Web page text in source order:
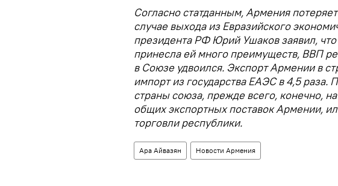
Согласно статданным, Армения
случае выхода из Евразийского
президента РФ Юрий Ушаков заявил,
принесла ей много преимуществ, ВВП
в Союзе удвоился. Экспорт Армении в
импорт из государства ЕАЭС в 4,5 раза.
страны союза, прежде всего, конечно,
общих экспортных поставок Армении,
торговли республики.
Ара Айвазян Новости Армения